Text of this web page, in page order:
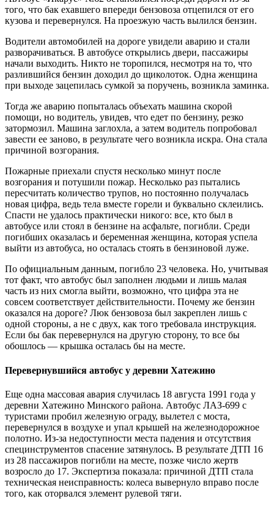
того, что бак ехавшего впереди бензовоза отцепился от его
кузова и перевернулся. На проезжую часть вылился бензин.
Водители автомобилей на дороге увидели аварию и стали
разворачиваться. В автобусе открылись двери, пассажиры
начали выходить. Никто не торопился, несмотря на то, что
разлившийся бензин доходил до щиколоток. Одна женщина
при выходе зацепилась сумкой за поручень, возникла заминка.
Тогда же аварию попыталась объехать машина скорой
помощи, но водитель, увидев, что едет по бензину, резко
затормозил. Машина заглохла, а затем водитель попробовал
завести ее заново, в результате чего возникла искра. Она стала
причиной возгорания.
Пожарные приехали спустя несколько минут после
возгорания и потушили пожар. Несколько раз пытались
пересчитать количество трупов, но постоянно получалась
новая цифра, ведь тела вместе горели и буквально склеились.
Спасти не удалось практически никого: все, кто был в
автобусе или стоял в бензине на асфальте, погибли. Среди
погибших оказалась и беременная женщина, которая успела
выйти из автобуса, но осталась стоять в бензиновой луже.
По официальным данным, погибло 23 человека. Но, учитывая
тот факт, что автобус был заполнен людьми и лишь малая
часть из них смогла выйти, возможно, что цифра эта не
совсем соответствует действительности. Почему же бензин
оказался на дороге? Люк бензовоза был закреплен лишь с
одной стороны, а не с двух, как того требовала инструкция.
Если бы бак перевернулся на другую сторону, то все бы
обошлось — крышка осталась бы на месте.
Перевернувшийся автобус у деревни Хатежино
Еще одна массовая авария случилась 18 августа 1991 года у
деревни Хатежино Минского района. Автобус ЛАЗ-699 с
туристами пробил железную ограду, вылетел с моста,
перевернулся в воздухе и упал крышей на железнодорожное
полотно. Из-за недоступности места падения и отсутствия
специнструментов спасение затянулось. В результате ДТП 16
из 28 пассажиров погибли на месте, позже число жертв
возросло до 17. Экспертиза показала: причиной ДТП стала
техническая неисправность: колеса вывернуло вправо после
того, как оторвался элемент рулевой тяги.